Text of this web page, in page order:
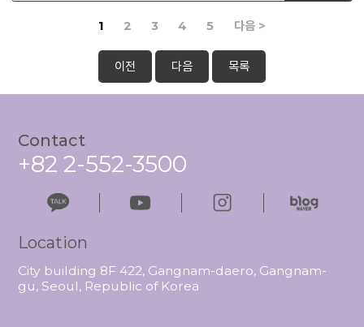
1 2 3 4 5 다음 >
이전 다음 목록
Contact
+82 2-552-3500
Location
City building 8F 422, Gangnam-daero, Gangnam-
gu, Seoul, Republic of Korea